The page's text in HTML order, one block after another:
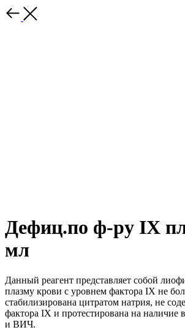
Дефиц.по ф-ру IХ
мл
Данный реагент представляет собой
плазму крови с уровнем фактора IX не
стабилизирована цитратом натрия, не
фактора IX и протестирована на наличие
и ВИЧ.